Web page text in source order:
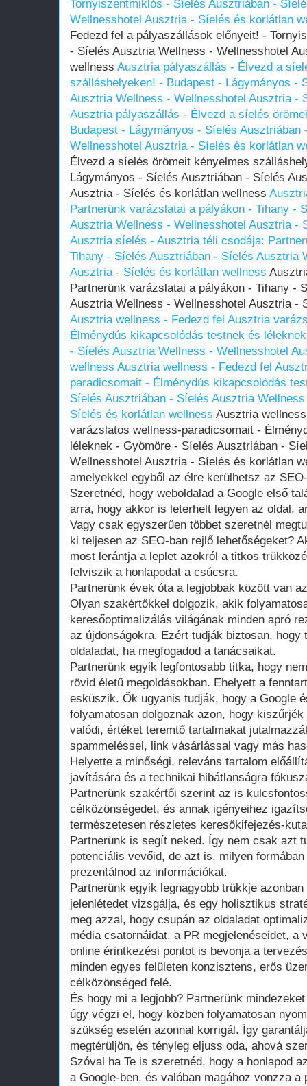
Tornyiszentmiklós - Síelés Ausztriában -
Wellnesshotel Ausztria - Síelés és korlátlan
Fedezd fel a pályaszállások előnyeit! -
- Síelés Ausztria Wellness - Wellnesshotel
wellness Ausztria pályaszállás - Élvezd a
szálláshelyeken! - Budapest - Lágymányos -
Ausztria Wellness - Wellnesshotel Ausztria -
Ausztria pályaszállás - Élvezd a síelés
Budapest - Lágymányos - Síelés
Wellnesshotel Ausztria - Síelés és korlátlan
Élvezd a síelés örömeit kényelmes
Lágymányos - Síelés Ausztriában - Síelés
Ausztria - Síelés és korlátlan wellness
Partnerünk varázslatai a pályákon - Tihany -
Ausztria Wellness - Wellnesshotel Ausztria -
Ausztria síelés - Ausztria téli csodája:
Tihany - Síelés Ausztriában - Síelés Ausztria
Ausztria - Síelés és korlátlan wellness
Partnerünk varázslatai a pályákon - Tihany -
Ausztria Wellness - Wellnesshotel Ausztria -
Ausztria wellness - Fedezd fel Ausztria
Élménydús kikapcsolódás testnek és
- Síelés Ausztria Wellness - Wellnesshotel
wellness Ausztria wellness - Fedezd fel
paradicsomait - Élménydús kikapcsolódás
Síelés Ausztriában - Síelés Ausztria
Síelés és korlátlan wellness Ausztria
varázslatos wellness-paradicsomait -
léleknek - Gyömöre - Síelés Ausztriában -
Wellnesshotel Ausztria - Síelés és korlátlan
amelyekkel egyből az élre kerülhetsz az
Szeretnéd, hogy weboldalad a Google első
arra, hogy akkor is leterhelt legyen az oldal,
Vagy csak egyszerűen többet szeretnél
ki teljesen az SEO-ban rejlő lehetőségeket?
most lerántja a leplet azokról a titkos
felviszik a honlapodat a csúcsra.
Partnerünk évek óta a legjobbak között van
Olyan szakértőkkel dolgozik, akik
keresőoptimalizálás világának minden apró
az újdonságokra. Ezért tudják biztosan,
oldaladat, ha megfogadod a tanácsaikat.
Partnerünk egyik legfontosabb titka, hogy
rövid életű megoldásokban. Ehelyett a
esküszik. Ők ugyanis tudják, hogy a Google
folyamatosan dolgoznak azon, hogy
valódi, értéket teremtő tartalmakat
spammeléssel, link vásárlással vagy más
Helyette a minőségi, releváns tartalom
javítására és a technikai hibátlanságra
Partnerünk szakértői szerint az is
célközönségedet, és annak igényeihez
természetesen részletes keresőkifejezés-
Partnerünk is segít neked. Így nem csak azt
potenciális vevőid, de azt is, milyen
prezentálnod az információkat.
Partnerünk egyik legnagyobb trükkje
jelenlétedet vizsgálja, és egy holisztikus
meg azzal, hogy csupán az oldaladat
média csatornáidat, a PR megjelenéseidet, a
online érintkezési pontot is bevonja a
minden egyes felületen konzisztens, erős
célközönséged felé.
És hogy mi a legjobb? Partnerünk
úgy végzi el, hogy közben folyamatosan
szükség esetén azonnal korrigál. Így
megtérüljön, és tényleg eljuss oda, ahová
Szóval ha Te is szeretnéd, hogy a honlapod
a Google-ben, és valóban magához vonzza